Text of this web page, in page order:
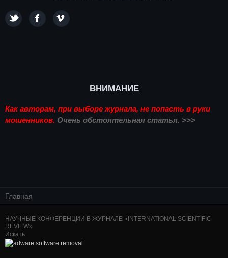
ВНИМАНИЕ
Как авторам, при выборе журнала, не попасть в руки
мошенников. Очень обстоятельная статья. >>>
Главная
НАУЧНЫЕ КОНФЕРЕНЦИИ В ЖУРНАЛЕ «INTERNATIONAL SCIENTIFIC
REVIEW»
Искать